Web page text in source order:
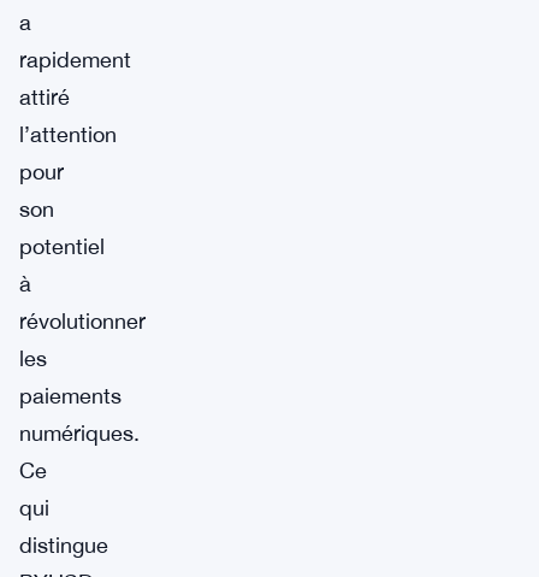
a
rapidement
attiré
l’attention
pour
son
potentiel
à
révolutionner
les
paiements
numériques.
Ce
qui
distingue